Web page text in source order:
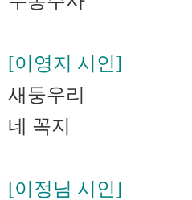
[이영지 시인]
새둥우리
네 꼭지
[이정님 시인]